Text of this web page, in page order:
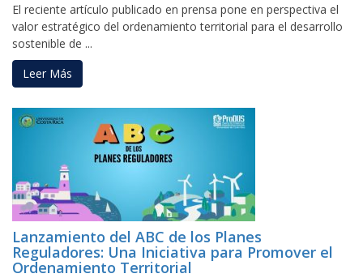
El reciente artículo publicado en prensa pone en perspectiva el
valor estratégico del ordenamiento territorial para el desarrollo
sostenible de ...
Leer Más
Lanzamiento del ABC de los Planes
Reguladores: Una Iniciativa para Promover el
Ordenamiento Territorial